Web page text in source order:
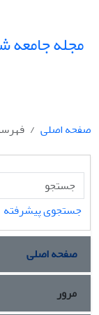
مجله جامعه
صفحه اصلی
جستجوی پیشرفته
صفحه اصلی
مرور